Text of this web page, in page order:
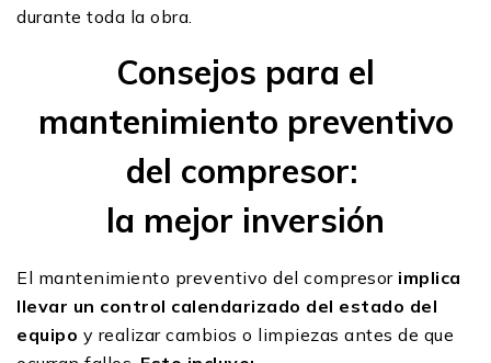
durante toda la obra.
Consejos para el
mantenimiento preventivo
del compresor:
la mejor inversión
El mantenimiento preventivo del compresor implica
llevar un control calendarizado del estado del
equipo y realizar cambios o limpiezas antes de que